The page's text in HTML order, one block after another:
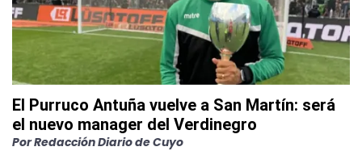
El Purruco Antuña vuelve a San Martín: será
el nuevo manager del Verdinegro
PorRedacción Diario de Cuyo